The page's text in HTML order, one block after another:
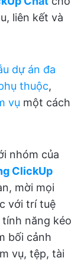
liên kết và
dự án đa
thuộc,
vụ một cách
nhóm của
ClickUp
mời mọi
với trí tuệ
năng kéo
bối cảnh
vụ, tệp, tài